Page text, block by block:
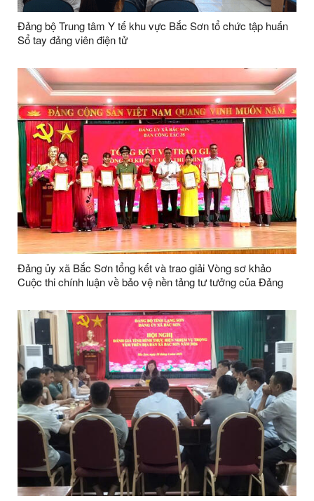
Đảng bộ Trung tâm Y tế khu vực Bắc Sơn tổ chức tập huấn
Sổ tay đảng viên điện tử
Đảng ủy xã Bắc Sơn tổng kết và trao giải Vòng sơ khảo
Cuộc thi chính luận về bảo vệ nền tảng tư tưởng của Đảng